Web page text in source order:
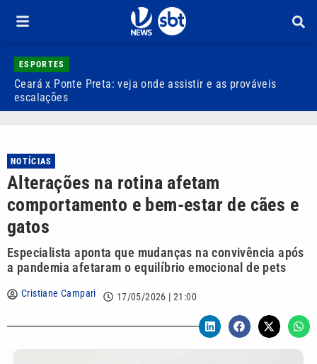
ESPORTES
Ceará x Ponte Preta: veja onde assistir e as prováveis
escalações
NOTÍCIAS
Alterações na rotina afetam
comportamento e bem-estar de cães e
gatos
Especialista aponta que mudanças na convivência após
a pandemia afetaram o equilíbrio emocional de pets
Cristiane Campari 17/05/2026 | 21:00